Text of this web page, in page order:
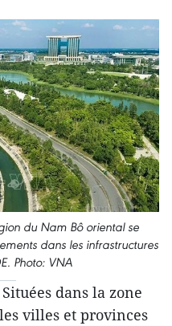
du Nam Bô oriental se
dans les infrastructures
Photo: VNA
dans la zone
villes et provinces